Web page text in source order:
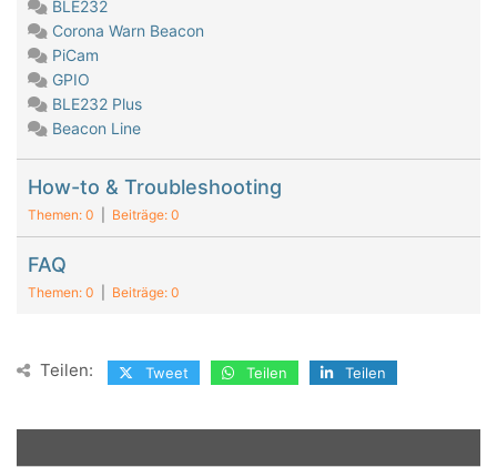
BLE232
Corona Warn Beacon
PiCam
GPIO
BLE232 Plus
Beacon Line
How-to & Troubleshooting
Themen: 0 Beiträge: 0
FAQ
Themen: 0 Beiträge: 0
Teilen: Tweet Teilen Teilen